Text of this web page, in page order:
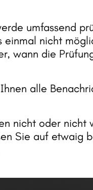
umfassend
einmal nicht
wann die
Ihnen alle
nicht oder nicht
Sie auf etwaig